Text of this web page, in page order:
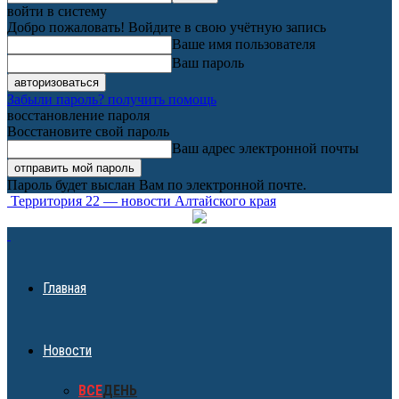
войти в систему
Добро пожаловать! Войдите в свою учётную запись
Ваше имя пользователя
Ваш пароль
Забыли пароль? получить помощь
восстановление пароля
Восстановите свой пароль
Ваш адрес электронной почты
Пароль будет выслан Вам по электронной почте.
Территория 22 — новости Алтайского края
Главная
Новости
ВСЕДЕНЬ